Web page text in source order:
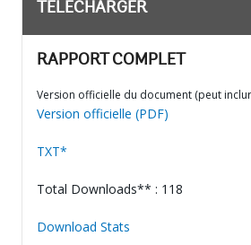
TÉLÉCHARGER
RAPPORT COMPLET
Version officielle du document (peut
Version officielle (PDF)
TXT*
Total Downloads** : 118
Download Stats